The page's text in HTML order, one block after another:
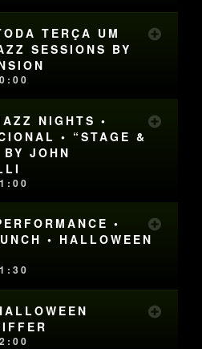
TERÇA UM
SESSIONS BY
NIGHTS •
• “STAGE &
BY JOHN
•
• HALLOWEEN